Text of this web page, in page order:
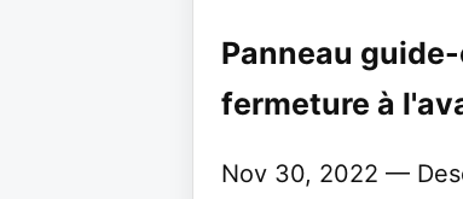
Panneau
fermeture à
Nov 30, 2022 —